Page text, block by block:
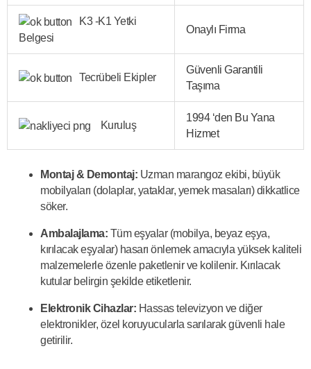
K3 -K1 Yetki
Belgesi
Onaylı Firma
Tecrübeli Ekipler
Güvenli Garantili
Taşıma
Kuruluş
1994 ‘den Bu Yana
Hizmet
Montaj & Demontaj: Uzman marangoz ekibi, büyük
mobilyaları (dolaplar, yataklar, yemek masaları) dikkatlice
söker.
Ambalajlama: Tüm eşyalar (mobilya, beyaz eşya,
kırılacak eşyalar) hasarı önlemek amacıyla yüksek kaliteli
malzemelerle özenle paketlenir ve kolilenir. Kırılacak
kutular belirgin şekilde etiketlenir.
Elektronik Cihazlar: Hassas televizyon ve diğer
elektronikler, özel koruyucularla sarılarak güvenli hale
getirilir.